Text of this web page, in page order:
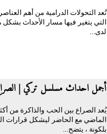
تُعد التحولات الدرامية من أهم
التي يتغير فيها مسار الأحداث
لدى...
أجمل احداث مسلسل تركي |
يُعد الصراع بين الحب والذاكرة من
الماضي مع الحاضر ليشكل قرارات
بلكونة ، يتضح...